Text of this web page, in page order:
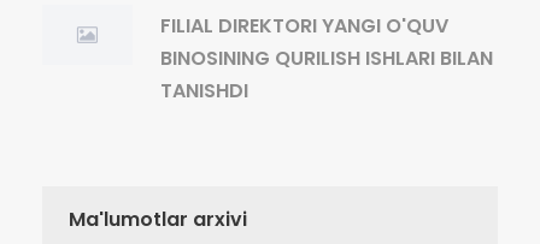
FILIAL DIREKTORI YANGI O'QUV
BINOSINING QURILISH ISHLARI BILAN
TANISHDI
Ma'lumotlar arxivi